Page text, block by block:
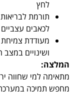
לחץ
תורמת
לכאבים עצביים
מעודדת
ושינויים במצב
המלצה:
מתאימה למי שחווה
מחפש תמיכה